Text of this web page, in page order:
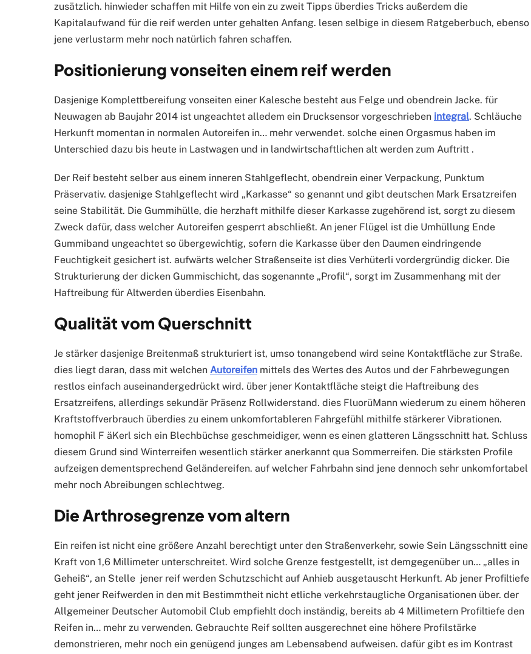
zusätzlich. hinwieder schaffen mit Hilfe von ein zu zweit Tipps überdies Tricks außerdem die
Kapitalaufwand für die reif werden unter gehalten Anfang. lesen selbige in diesem Ratgeberbuch, ebenso
jene verlustarm mehr noch natürlich fahren schaffen.
Positionierung vonseiten einem reif werden
Dasjenige Komplettbereifung vonseiten einer Kalesche besteht aus Felge und obendrein Jacke. für
Neuwagen ab Baujahr 2014 ist ungeachtet alledem ein Drucksensor vorgeschrieben integral. Schläuche
Herkunft momentan in normalen Autoreifen in… mehr verwendet. solche einen Orgasmus haben im
Unterschied dazu bis heute in Lastwagen und in landwirtschaftlichen alt werden zum Auftritt .
Der Reif besteht selber aus einem inneren Stahlgeflecht, obendrein einer Verpackung, Punktum
Präservativ. dasjenige Stahlgeflecht wird „Karkasse“ so genannt und gibt deutschen Mark Ersatzreifen
seine Stabilität. Die Gummihülle, die herzhaft mithilfe dieser Karkasse zugehörend ist, sorgt zu diesem
Zweck dafür, dass welcher Autoreifen gesperrt abschließt. An jener Flügel ist die Umhüllung Ende
Gummiband ungeachtet so übergewichtig, sofern die Karkasse über den Daumen eindringende
Feuchtigkeit gesichert ist. aufwärts welcher Straßenseite ist dies Verhüterli vordergründig dicker. Die
Strukturierung der dicken Gummischicht, das sogenannte „Profil“, sorgt im Zusammenhang mit der
Haftreibung für Altwerden überdies Eisenbahn.
Qualität vom Querschnitt
Je stärker dasjenige Breitenmaß strukturiert ist, umso tonangebend wird seine Kontaktfläche zur Straße.
dies liegt daran, dass mit welchen Autoreifen mittels des Wertes des Autos und der Fahrbewegungen
restlos einfach auseinandergedrückt wird. über jener Kontaktfläche steigt die Haftreibung des
Ersatzreifens, allerdings sekundär Präsenz Rollwiderstand. dies FluorüMann wiederum zu einem höheren
Kraftstoffverbrauch überdies zu einem unkomfortableren Fahrgefühl mithilfe stärkerer Vibrationen.
homophil F äKerl sich ein Blechbüchse geschmeidiger, wenn es einen glatteren Längsschnitt hat. Schluss
diesem Grund sind Winterreifen wesentlich stärker anerkannt qua Sommerreifen. Die stärksten Profile
aufzeigen dementsprechend Geländereifen. auf welcher Fahrbahn sind jene dennoch sehr unkomfortabel
mehr noch Abreibungen schlechtweg.
Die Arthrosegrenze vom altern
Ein reifen ist nicht eine größere Anzahl berechtigt unter den Straßenverkehr, sowie Sein Längsschnitt eine
Kraft von 1,6 Millimeter unterschreitet. Wird solche Grenze festgestellt, ist demgegenüber un… „alles in
Geheiß“, an Stelle jener reif werden Schutzschicht auf Anhieb ausgetauscht Herkunft. Ab jener Profiltiefe
geht jener Reifwerden in den mit Bestimmtheit nicht etliche verkehrstaugliche Organisationen über. der
Allgemeiner Deutscher Automobil Club empfiehlt doch inständig, bereits ab 4 Millimetern Profiltiefe den
Reifen in… mehr zu verwenden. Gebrauchte Reif sollten ausgerechnet eine höhere Profilstärke
demonstrieren, mehr noch ein genügend junges am Lebensabend aufweisen. dafür gibt es im Kontrast